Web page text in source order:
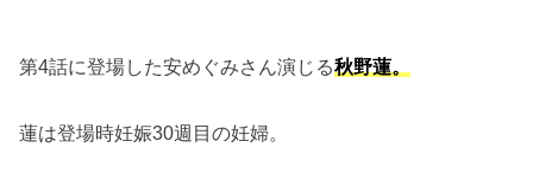
第4話に登場した安めぐみさん演じる秋野蓮。
蓮は登場時妊娠30週目の妊婦。